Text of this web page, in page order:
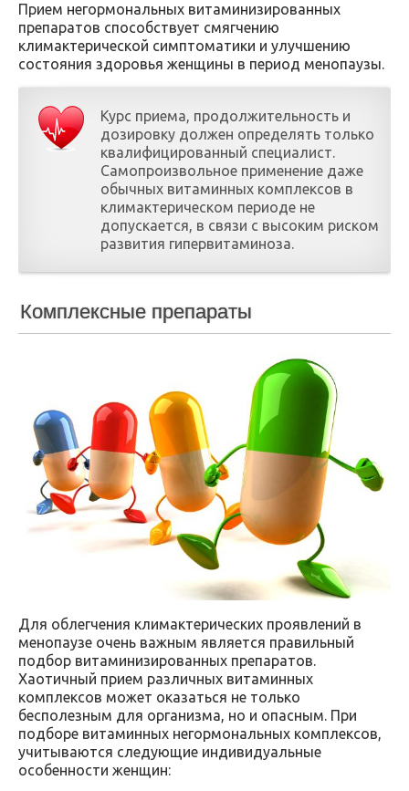
Прием негормональных витаминизированных
препаратов способствует смягчению
климактерической симптоматики и улучшению
состояния здоровья женщины в период менопаузы.
Курс приема, продолжительность и
дозировку должен определять только
квалифицированный специалист.
Самопроизвольное применение даже
обычных витаминных комплексов в
климактерическом периоде не
допускается, в связи с высоким риском
развития гипервитаминоза.
Комплексные препараты
Для облегчения климактерических проявлений в
менопаузе очень важным является правильный
подбор витаминизированных препаратов.
Хаотичный прием различных витаминных
комплексов может оказаться не только
бесполезным для организма, но и опасным. При
подборе витаминных негормональных комплексов,
учитываются следующие индивидуальные
особенности женщин: